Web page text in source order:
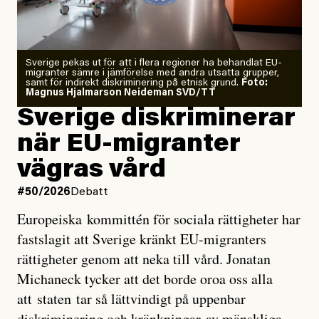
starkaste som uppmätts
Zeke Hausfather är chockad igen efter att ha
analyserat hur de olika klimatmodellerna bedömer
läget för hur den begynnande El Niño-händelsen ska
utveckla sig. El Niño är ett återkommande
väderfenomen som uppstår när havsvattnet i delar av
Stilla havet blir ovanligt varmt. Det påverkar vädret
över stora delar av världen och under
forskare allt oftare varnat för att den här El Niñon
Det verkar vara en underdrift, menar nu Zeke
Hausfather.
”Det ser ut som att årets El Niño inte bara med stor
Sverige pekas ut för att i flera regioner ha behandlat EU-
migranter sämre i jämförelse med andra utsatta grupper,
samt för indirekt diskriminering på etnisk grund. Foto:
Magnus Hjalmarson Neideman SVD/TT
Sverige diskriminerar
när EU-migranter
vägras vård
#50/2026 Debatt
Europeiska kommittén för sociala rättigheter har
fastslagit att Sverige kränkt EU-migranters
rättigheter genom att neka till vård. Jonatan
Michaneck tycker att det borde oroa oss alla
att staten tar så lättvindigt på uppenbar